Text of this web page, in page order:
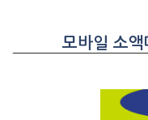
모바일 소